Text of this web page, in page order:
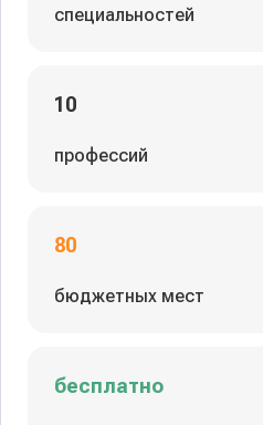
специальностей
10
профессий
80
бюджетных мест
бесплатно